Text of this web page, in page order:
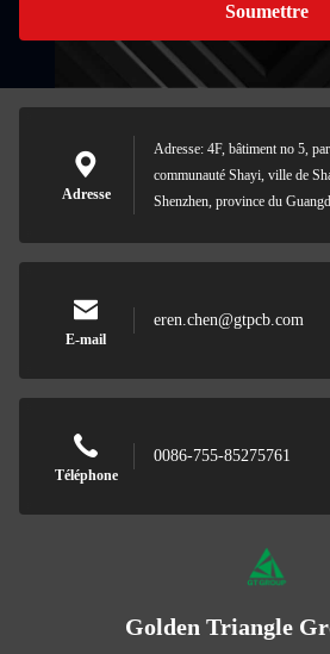
Soumettre
Adresse
Adresse: 4F, bâtiment no 5,
communauté Shayi, ville de
Shenzhen, province du
E-mail
eren.chen@gtpcb.com
Téléphone
0086-755-85275761
Golden Triangle